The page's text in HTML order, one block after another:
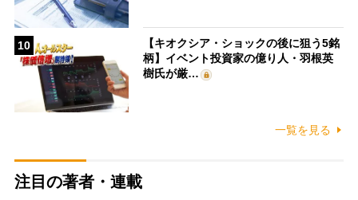
10
【キオクシア・ショックの後に狙う5銘
柄】イベント投資家の億り人・羽根英
樹氏が厳…
一覧を見る
注目の著者・連載